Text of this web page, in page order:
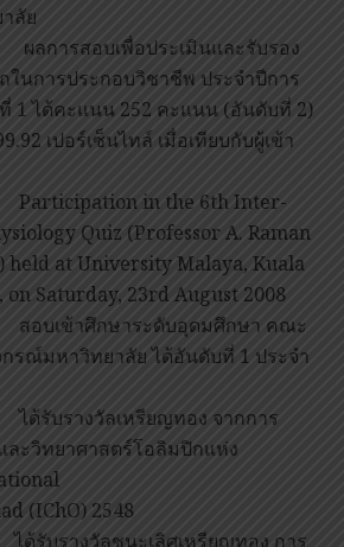
ลัย
ลการสอบเพื่อประเมินและรับรอง
ในการประกอบวิชาชีพ ประจำปีการ
1 ได้คะแนน 252 คะแนน (อันดับที่ 2)
เปอร์เซ็นไทล์ เมื่อเทียบกับผู้เข้า
Participation in the 6th Inter-
Quiz (Professor A. Raman
held at University Malaya, Kuala
Saturday, 23rd August 2008
อบเข้าศึกษาระดับอุดมศึกษา คณะ
รณ์มหาวิทยาลัย ได้อันดับที่ 1 ประจำ
ด้รับรางวัลเหรียญทอง จากการ
ะวิทยาศาสตร์โอลิมปิกแห่ง
(IChO) 2548
ด้รับรางวัลชนะเลิศเหรียญทอง การ